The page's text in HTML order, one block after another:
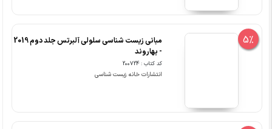
5%
مبانی زیست شناسی سلولی آلبرتس جلد دوم 2019
- بهاروند
کد کتاب : 200724
انتشارات خانه زیست شناسی